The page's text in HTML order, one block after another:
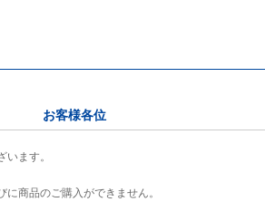
お客様各位
ます。
商品のご購入ができません。